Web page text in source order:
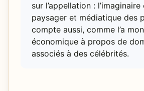
sur l’appellation :
paysager et médiatique des
compte aussi, comme l’a
économique à propos de
associés à des célébrités.